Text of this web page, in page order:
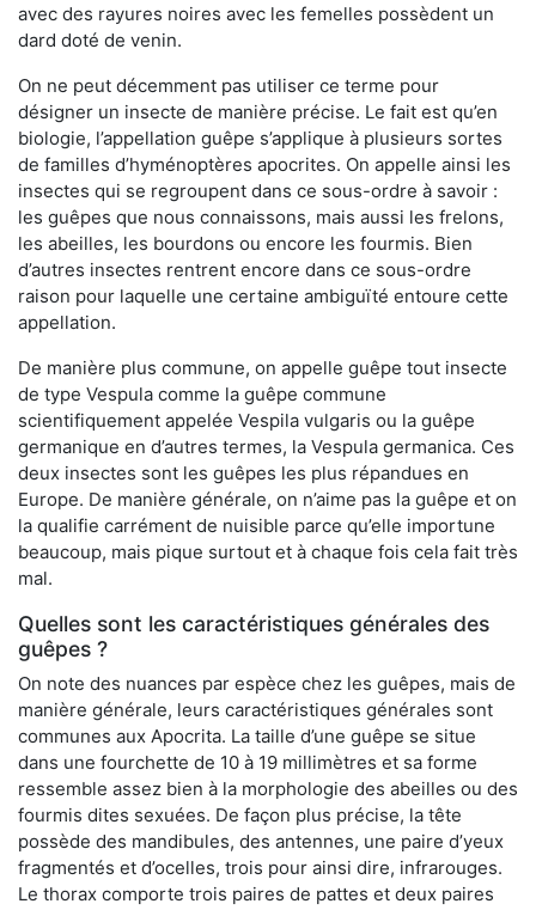
avec des rayures noires avec les femelles possèdent un
dard doté de venin.
On ne peut décemment pas utiliser ce terme pour
désigner un insecte de manière précise. Le fait est qu’en
biologie, l’appellation guêpe s’applique à plusieurs sortes
de familles d’hyménoptères apocrites. On appelle ainsi les
insectes qui se regroupent dans ce sous-ordre à savoir :
les guêpes que nous connaissons, mais aussi les frelons,
les abeilles, les bourdons ou encore les fourmis. Bien
d’autres insectes rentrent encore dans ce sous-ordre
raison pour laquelle une certaine ambiguïté entoure cette
appellation.
De manière plus commune, on appelle guêpe tout insecte
de type Vespula comme la guêpe commune
scientifiquement appelée Vespila vulgaris ou la guêpe
germanique en d’autres termes, la Vespula germanica. Ces
deux insectes sont les guêpes les plus répandues en
Europe. De manière générale, on n’aime pas la guêpe et on
la qualifie carrément de nuisible parce qu’elle importune
beaucoup, mais pique surtout et à chaque fois cela fait très
mal.
Quelles sont les caractéristiques générales des
guêpes ?
On note des nuances par espèce chez les guêpes, mais de
manière générale, leurs caractéristiques générales sont
communes aux Apocrita. La taille d’une guêpe se situe
dans une fourchette de 10 à 19 millimètres et sa forme
ressemble assez bien à la morphologie des abeilles ou des
fourmis dites sexuées. De façon plus précise, la tête
possède des mandibules, des antennes, une paire d’yeux
fragmentés et d’ocelles, trois pour ainsi dire, infrarouges.
Le thorax comporte trois paires de pattes et deux paires